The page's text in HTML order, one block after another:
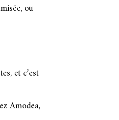
ou
et c’est
Amodea,